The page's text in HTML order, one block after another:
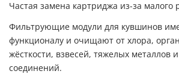
Частая замена картриджа из-за малого
Фильтрующие модули для кувшинов
функционалу и очищают от хлора,
жёсткости, взвесей, тяжелых металлов
соединений.